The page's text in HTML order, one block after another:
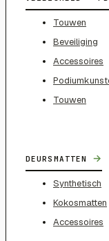
Touwen
Beveiliging
Accessoires
Touwen
DEURSMATTEN →
Synthetisch
Kokosmatten
Accessoires